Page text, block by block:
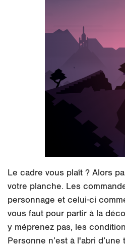
Le cadre vous plaît ? Alors
votre planche. Les
personnage et celui-ci
vous faut pour partir à la
y méprenez pas, les
Personne n’est à l'abri